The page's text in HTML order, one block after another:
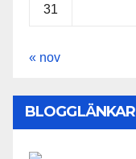
31
« nov
BLOGGLÄNKAR